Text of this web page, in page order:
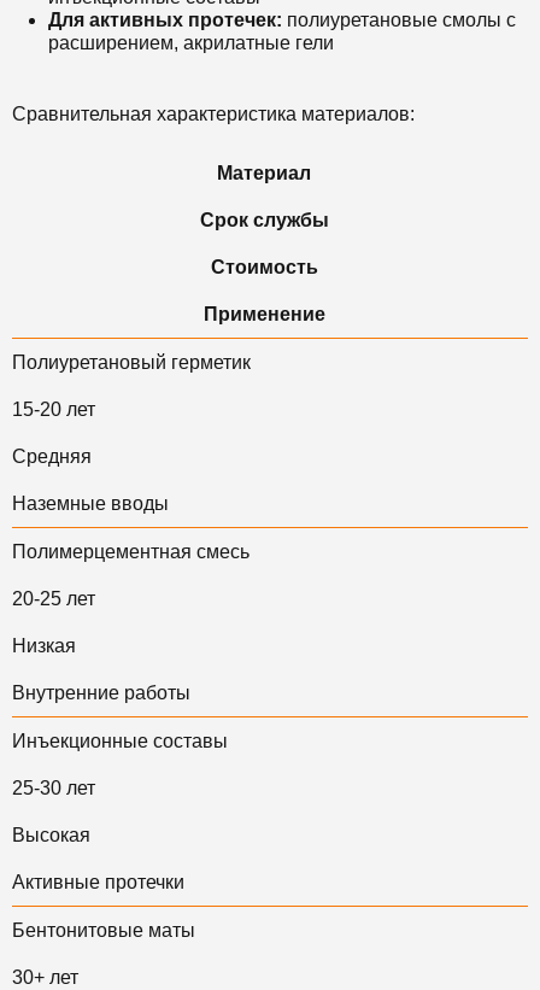
Для активных протечек: полиуретановые смолы с
расширением, акрилатные гели
Сравнительная характеристика материалов:
Материал
Срок службы
Стоимость
Применение
Полиуретановый герметик
15-20 лет
Средняя
Наземные вводы
Полимерцементная смесь
20-25 лет
Низкая
Внутренние работы
Инъекционные составы
25-30 лет
Высокая
Активные протечки
Бентонитовые маты
30+ лет